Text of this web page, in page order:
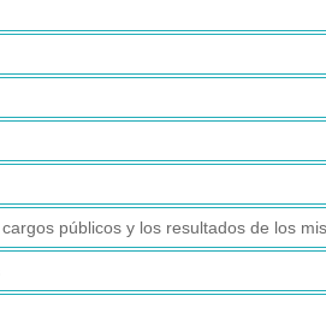
públicos y los resultados de los